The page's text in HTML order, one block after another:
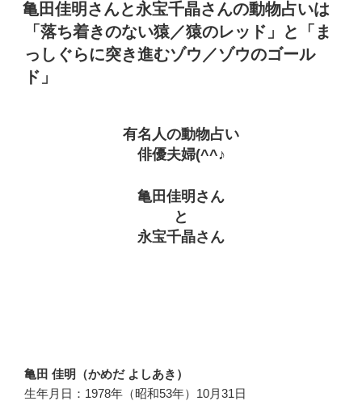
日:
亀田佳明さんと永宝千晶さんの動物占いは
「落ち着きのない猿／猿のレッド」と「ま
っしぐらに突き進むゾウ／ゾウのゴール
ド」
有名人の動物占い
俳優夫婦(^^♪
亀田佳明さん
と
永宝千晶さん
亀田 佳明（かめだ よしあき）
生年月日：1978年（昭和53年）10月31日